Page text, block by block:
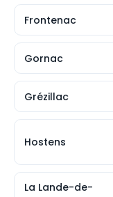
Frontenac
Gornac
Grézillac
Hostens
La Lande-de-